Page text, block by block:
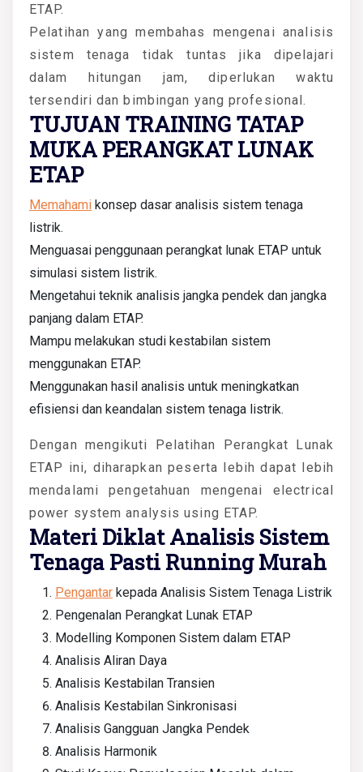
ETAP.
Pelatihan yang membahas mengenai analisis
sistem tenaga tidak tuntas jika dipelajari
dalam hitungan jam, diperlukan waktu
tersendiri dan bimbingan yang profesional.
TUJUAN TRAINING TATAP
MUKA PERANGKAT LUNAK
ETAP
Memahami konsep dasar analisis sistem tenaga
listrik.
Menguasai penggunaan perangkat lunak ETAP untuk
simulasi sistem listrik.
Mengetahui teknik analisis jangka pendek dan jangka
panjang dalam ETAP.
Mampu melakukan studi kestabilan sistem
menggunakan ETAP.
Menggunakan hasil analisis untuk meningkatkan
efisiensi dan keandalan sistem tenaga listrik.
Dengan mengikuti Pelatihan Perangkat Lunak
ETAP ini, diharapkan peserta lebih dapat lebih
mendalami pengetahuan mengenai electrical
power system analysis using ETAP.
Materi Diklat Analisis Sistem
Tenaga Pasti Running Murah
Pengantar kepada Analisis Sistem Tenaga Listrik
Pengenalan Perangkat Lunak ETAP
Modelling Komponen Sistem dalam ETAP
Analisis Aliran Daya
Analisis Kestabilan Transien
Analisis Kestabilan Sinkronisasi
Analisis Gangguan Jangka Pendek
Analisis Harmonik